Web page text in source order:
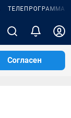
ТЕЛЕПРОГРАММА
Согласен